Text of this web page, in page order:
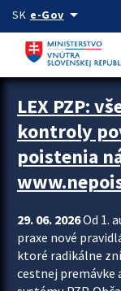
Preskocit na hlavný
SK e-Govarrow_drop_down
Zastavit automatický
LEX PZP:
kontroly
poistenia
29. 06. 2026Od 1.
praxe nové
ktoré radikálne
cestnej premávke